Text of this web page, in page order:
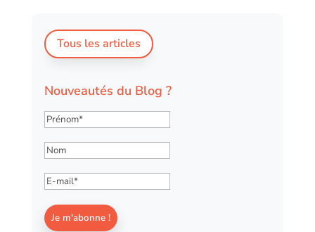
Tous les articles
Nouveautés du Blog ?